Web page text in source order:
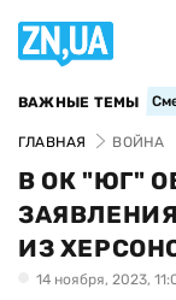
ВАЖНЫЕ ТЕМЫ
ГЛАВНАЯ ВОЙНА
В ОК "ЮГ"
ИЗ
14 ноября, 2023,